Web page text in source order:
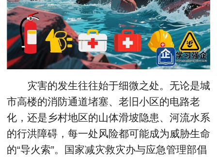
灾害的发生往往始于细微之处。无论是城
市高楼的消防通道堵塞、老旧小区的电路老
化，还是乡村地区的山体滑坡隐患、河流水系
的行洪障碍，每一处风险都可能成为威胁生命
的“导火索”。国家减灾救灾办与应急管理部倡